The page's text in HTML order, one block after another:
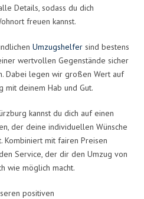
Details, sodass du dich
freuen kannst.
Umzugshelfer sind bestens
wertvollen Gegenstände sicher
Dabei legen wir großen Wert auf
mit deinem Hab und Gut.
kannst du dich auf einen
der deine individuellen Wünsche
Kombiniert mit fairen Preisen
Service, der dir den Umzug von
wie möglich macht.
positiven